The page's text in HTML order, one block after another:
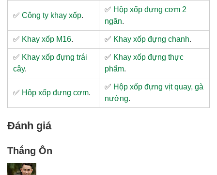
✅ Công ty khay xốp.
✅ Hộp xốp đựng cơm 2
ngăn.
✅ Khay xốp M16. ✅ Khay xốp đựng chanh.
✅ Khay xốp đựng trái
cây.
✅ Khay xốp đựng thực
phẩm.
✅ Hộp xốp đựng cơm.
✅ Hộp xốp đựng vịt quay, gà
nướng.
Đánh giá
Thắng Ôn